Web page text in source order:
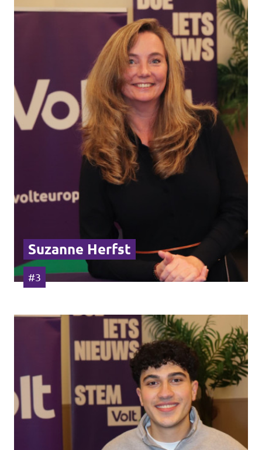
Suzanne Herfst
#3